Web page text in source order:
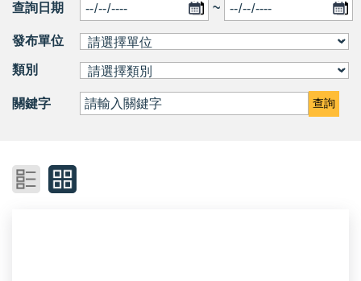
查詢日期 ~
發布單位
類別
關鍵字 查詢